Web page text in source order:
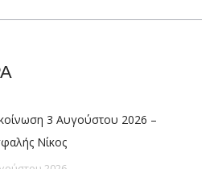
3 Αυγούστου 2026 –
Νίκος